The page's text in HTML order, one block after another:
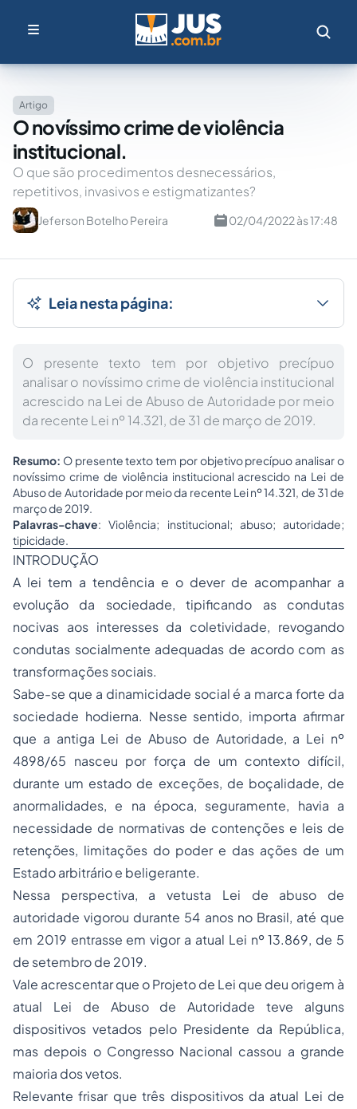
Artigo
O novíssimo crime de violência
institucional.
O que são procedimentos desnecessários,
repetitivos, invasivos e estigmatizantes?
Jeferson Botelho Pereira 02/04/2022 às 17:48
Leia nesta página:
O presente texto tem por objetivo precípuo
analisar o novíssimo crime de violência institucional
acrescido na Lei de Abuso de Autoridade por meio
da recente Lei nº 14.321, de 31 de março de 2019.
Resumo: O presente texto tem por objetivo precípuo analisar o
novíssimo crime de violência institucional acrescido na Lei de
Abuso de Autoridade por meio da recente Lei nº 14.321, de 31 de
março de 2019.
Palavras-chave: Violência; institucional; abuso; autoridade;
tipicidade.
INTRODUÇÃO
A lei tem a tendência e o dever de acompanhar a
evolução da sociedade, tipificando as condutas
nocivas aos interesses da coletividade, revogando
condutas socialmente adequadas de acordo com as
transformações sociais.
Sabe-se que a dinamicidade social é a marca forte da
sociedade hodierna. Nesse sentido, importa afirmar
que a antiga Lei de Abuso de Autoridade, a Lei nº
4898/65 nasceu por força de um contexto difícil,
durante um estado de exceções, de boçalidade, de
anormalidades, e na época, seguramente, havia a
necessidade de normativas de contenções e leis de
retenções, limitações do poder e das ações de um
Estado arbitrário e beligerante.
Nessa perspectiva, a vetusta Lei de abuso de
autoridade vigorou durante 54 anos no Brasil, até que
em 2019 entrasse em vigor a atual Lei nº 13.869, de 5
de setembro de 2019.
Vale acrescentar que o Projeto de Lei que deu origem à
atual Lei de Abuso de Autoridade teve alguns
dispositivos vetados pelo Presidente da República,
mas depois o Congresso Nacional cassou a grande
maioria dos vetos.
Relevante frisar que três dispositivos da atual Lei de